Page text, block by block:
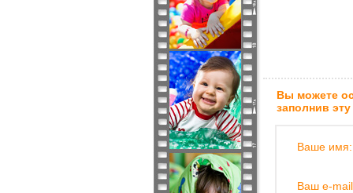
Вы можете
заполнив
Ваше имя:
Ваш e-